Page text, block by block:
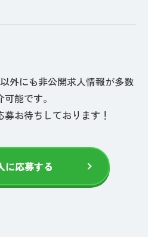
外にも非公開求人情報が多数
可能です。
お待ちしております！
に応募する